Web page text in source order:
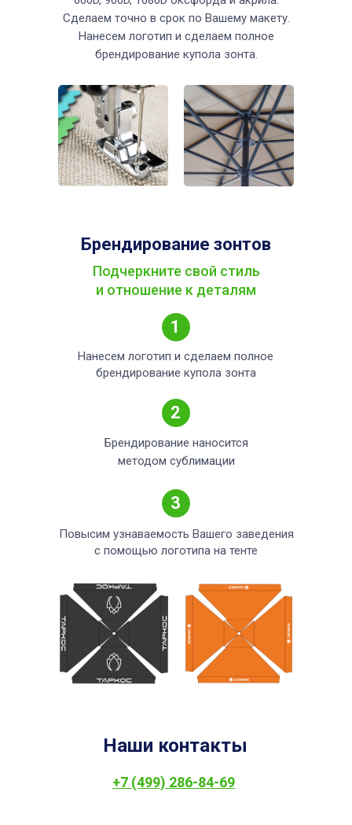
Сделаем точно в срок по Вашему макету.
Нанесем логотип и сделаем полное
брендирование купола зонта.
Брендирование зонтов
Нанесем логотип и сделаем полное
брендирование купола зонта
Повысим узнаваемость Вашего заведения
с помощью логотипа на тенте
Брендирование наносится
методом сублимации
Подчеркните свой стиль
и отношение к деталям
1
2
3
Наши контакты
+7 (499) 286-84-69